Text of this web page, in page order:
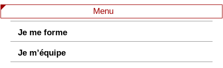
Menu
Je me forme
Je m’équipe